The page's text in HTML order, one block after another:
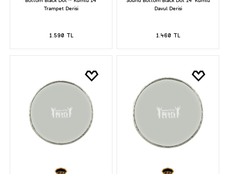
Trampet Derisi
1.590 TL
Davul Derisi
1.460 TL